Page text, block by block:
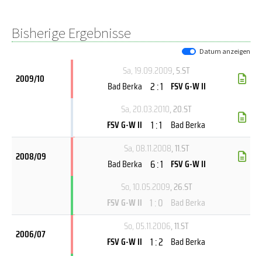
Bisherige Ergebnisse
Datum anzeigen
2009/10
Sa, 19.09.2009, 5.ST
Bad Berka 2 : 1 FSV G-W II
Sa, 20.03.2010, 20.ST
FSV G-W II
1 : 1 Bad Berka
2008/09
Sa, 08.11.2008, 11.ST
Bad Berka
6 : 1 FSV G-W II
So, 10.05.2009, 26.ST
FSV G-W II 1 : 0 Bad Berka
2006/07
So, 05.11.2006, 11.ST
FSV G-W II 1 : 2 Bad Berka